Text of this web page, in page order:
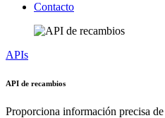
Contacto
APIs
API de recambios
Proporciona información precisa